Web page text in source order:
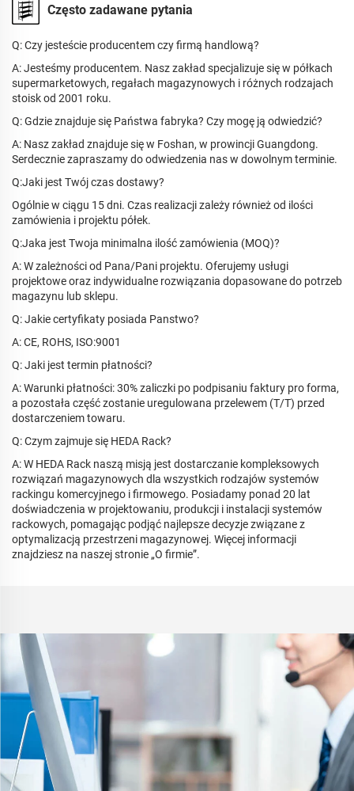
Często zadawane pytania
Q: Czy jesteście producentem czy firmą handlową?
A: Jesteśmy producentem. Nasz zakład specjalizuje się w półkach
supermarketowych, regałach magazynowych i różnych rodzajach
stoisk od 2001 roku.
Q: Gdzie znajduje się Państwa fabryka? Czy mogę ją odwiedzić?
A: Nasz zakład znajduje się w Foshan, w prowincji Guangdong.
Serdecznie zapraszamy do odwiedzenia nas w dowolnym terminie.
Q:Jaki jest Twój czas dostawy?
Ogólnie w ciągu 15 dni. Czas realizacji zależy również od ilości
zamówienia i projektu półek.
Q:Jaka jest Twoja minimalna ilość zamówienia (MOQ)?
A: W zależności od Pana/Pani projektu. Oferujemy usługi
projektowe oraz indywidualne rozwiązania dopasowane do potrzeb
magazynu lub sklepu.
Q: Jakie certyfikaty posiada Panstwo?
A: CE, ROHS, ISO:9001
Q: Jaki jest termin płatności?
A: Warunki płatności: 30% zaliczki po podpisaniu faktury pro forma,
a pozostała część zostanie uregulowana przelewem (T/T) przed
dostarczeniem towaru.
Q: Czym zajmuje się HEDA Rack?
A: W HEDA Rack naszą misją jest dostarczanie kompleksowych
rozwiązań magazynowych dla wszystkich rodzajów systemów
rackingu komercyjnego i firmowego. Posiadamy ponad 20 lat
doświadczenia w projektowaniu, produkcji i instalacji systemów
rackowych, pomagając podjąć najlepsze decyzje związane z
optymalizacją przestrzeni magazynowej. Więcej informacji
znajdziesz na naszej stronie „O firmie”.